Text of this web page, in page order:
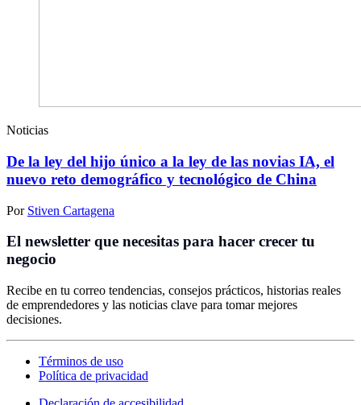
Noticias
De la ley del hijo único a la ley de las novias IA, el
nuevo reto demográfico y tecnológico de China
Por Stiven Cartagena
El newsletter que necesitas para hacer crecer tu
negocio
Recibe en tu correo tendencias, consejos prácticos, historias reales
de emprendedores y las noticias clave para tomar mejores
decisiones.
Términos de uso
Política de privacidad